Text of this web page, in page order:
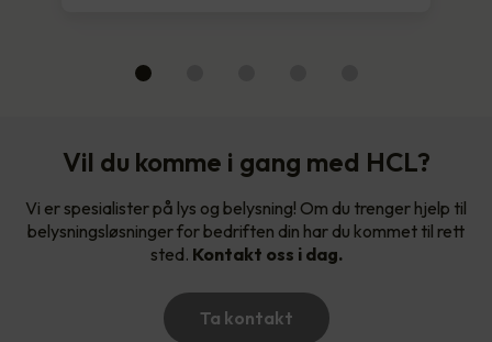
Vil du komme i gang med HCL?
Vi er spesialister på lys og belysning! Om du trenger hjelp til
belysningsløsninger for bedriften din har du kommet til rett
sted. Kontakt oss i dag.
Ta kontakt